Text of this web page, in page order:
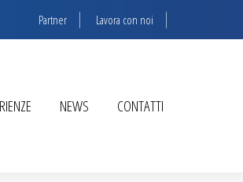
Partner Lavora con noi
NEWS CONTATTI